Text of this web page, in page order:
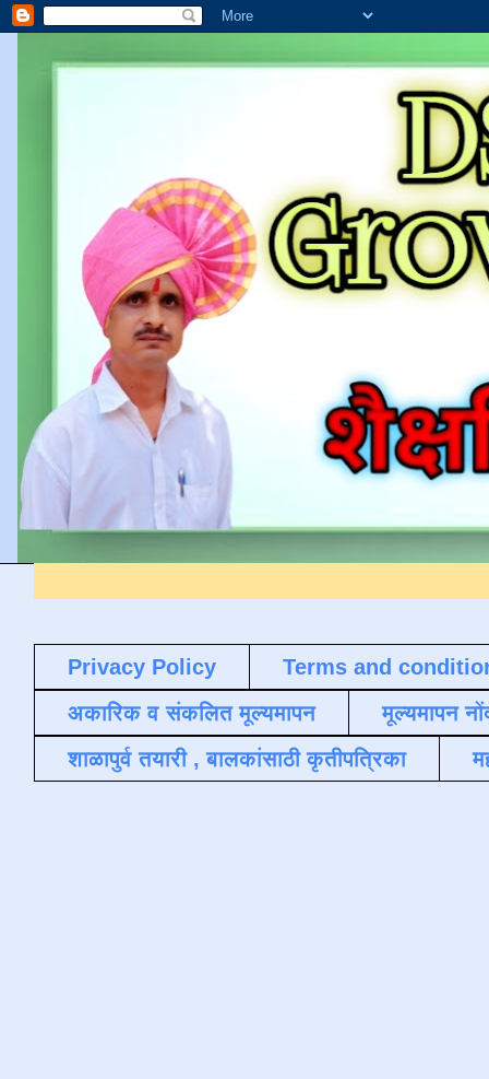
Privacy Policy
Terms and
अकारिक व संकलित मूल्यमापन
मूल्यमापन
शाळापुर्व तयारी , बालकांसाठी कृतीपत्रिका